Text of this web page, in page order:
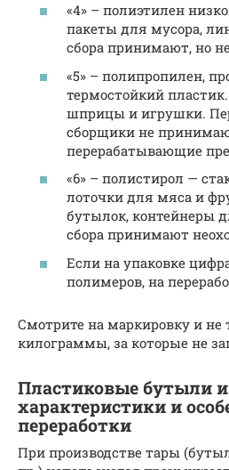
«4» – полиэтилен
пакеты для мусора,
сбора принимают, но
«5» – полипропилен,
термостойкий
шприцы и игрушки.
сборщики не
перерабатывающие
«6» – полистирол —
лоточки для мяса и
бутылок, контейнеры
сбора принимают
Если на упаковке
полимеров, на
Смотрите на маркировку и не
килограммы, за которые не
Пластиковые бутыли
характеристики и
переработки
При производстве тары